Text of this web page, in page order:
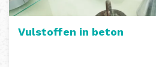
Vulstoffen in beton